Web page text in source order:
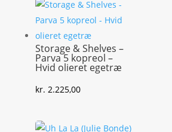
Storage & Shelves –
Parva 5 kopreol –
Hvid olieret egetræ
kr. 2.225,00